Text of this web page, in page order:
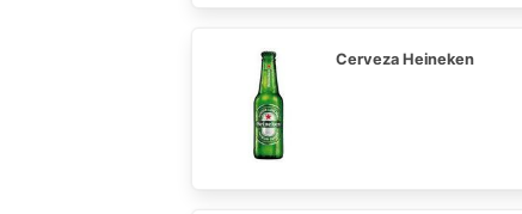
Cerveza Heineken